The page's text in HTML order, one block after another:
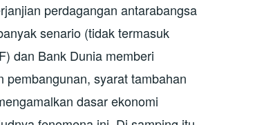
perdagangan antarabangsa
senario (tidak termasuk
dan Bank Dunia memberi
pembangunan, syarat tambahan
dasar ekonomi